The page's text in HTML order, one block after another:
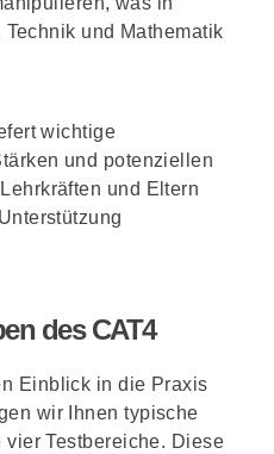
und Mathematik
wichtige
und potenziellen
und Eltern
des CAT4
Einblick in die Praxis
wir Ihnen typische
Testbereiche. Diese